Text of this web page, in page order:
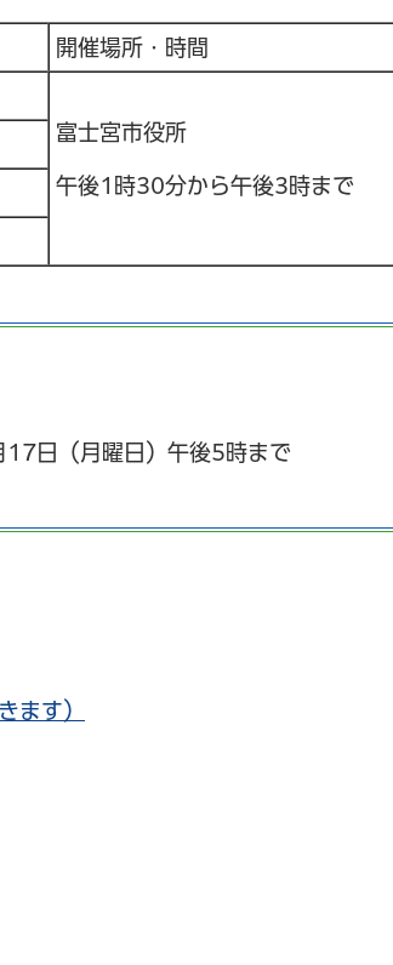
開催場所・時間
富士宮市役所
午後1時30分から午後3時まで
日（月曜日）午後5時まで
ます）